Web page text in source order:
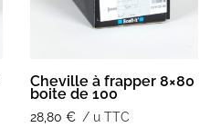
Cheville à frapper 8×80
boite de 100
28,80 € / u TTC